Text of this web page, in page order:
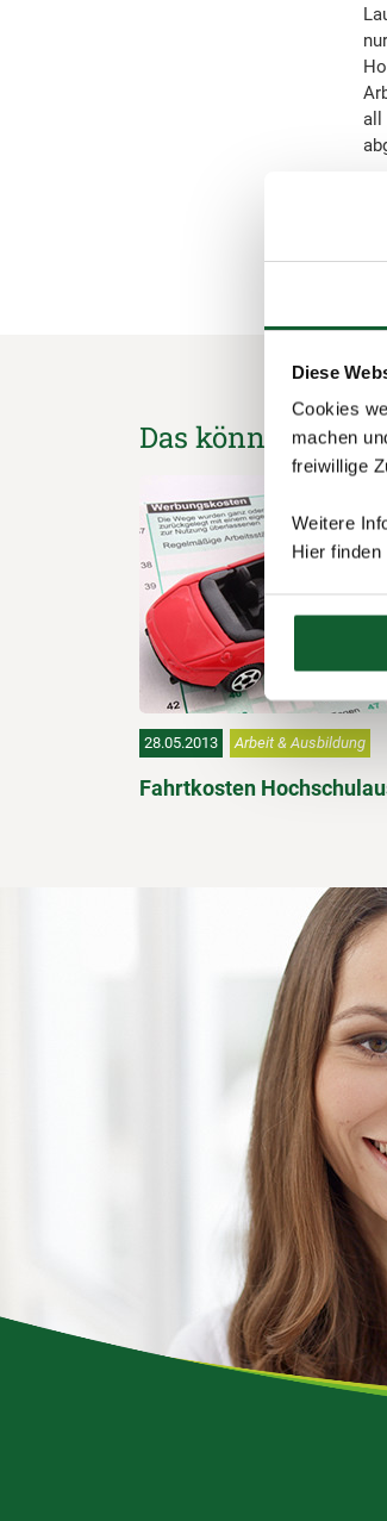
Diese
Cookies
machen
freiwillige
Weitere
Hier
nur
all
Das könnte Sie
28.05.2013 Arbeit & Ausbildung
Fahrtkosten